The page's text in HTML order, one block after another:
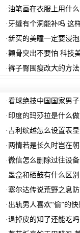
·油笔画在衣服上用什
· 牙缝有个洞能补吗 这
·新买的美瞳一定要浸
·颧骨突出不要怕 科技
·裤子臀围瘦改大的方法
·看球绝技中国国家男
· 印度的玛莎拉是什么
·吉利缤越怎么设置表
· 两情若是长久时岂在
·微信怎么删除过往设
·墨盒和硒鼓有什么区别
·塞尔达传说荒野之息
· 出轨男人喜欢“偷”的快
·退掉皮的知了还能吃吗